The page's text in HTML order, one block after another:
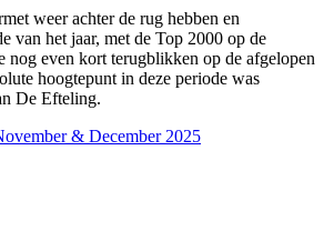
weer achter de rug hebben en
van het jaar, met de Top 2000 op de
nog even kort terugblikken op de afgelopen
hoogtepunt in deze periode was
De Efteling.
& December 2025